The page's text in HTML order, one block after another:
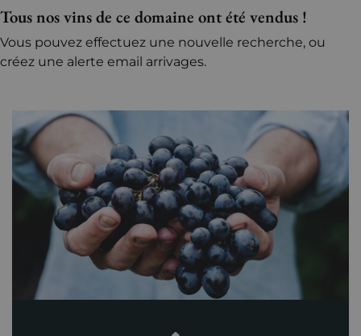
Tous nos vins de ce domaine ont été vendus !
Vous pouvez effectuez une nouvelle recherche, ou
créez une alerte email arrivages.